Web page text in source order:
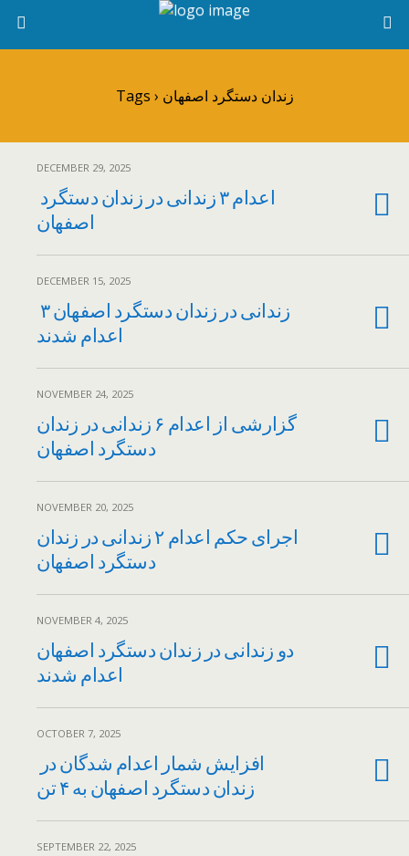
Tags › زندان دستگرد اصفهان
DECEMBER 29, 2025
اصفهان
DECEMBER 15, 2025
۳ زندانی در زندان دستگرد اصفهان
اعدام شدند
NOVEMBER 24, 2025
گزارشی از اعدام ۶ زندانی در زندان
دستگرد اصفهان
NOVEMBER 20, 2025
اجرای حکم اعدام ۲ زندانی در زندان
دستگرد اصفهان
NOVEMBER 4, 2025
دو زندانی در زندان دستگرد اصفهان
اعدام شدند
OCTOBER 7, 2025
زندان دستگرد اصفهان به ۴ تن
SEPTEMBER 22, 2025